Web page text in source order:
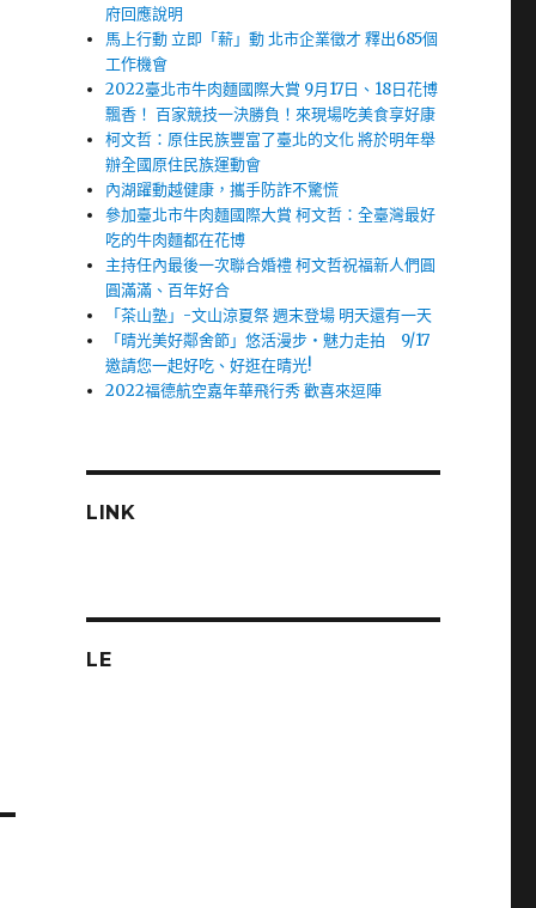
府回應說明
馬上行動 立即「薪」動 北市企業徵才 釋出685個
工作機會
2022臺北市牛肉麵國際大賞 9月17日、18日花博
飄香！ 百家競技一決勝負！來現場吃美食享好康
柯文哲：原住民族豐富了臺北的文化 將於明年舉
辦全國原住民族運動會
內湖躍動越健康，攜手防詐不驚慌
參加臺北市牛肉麵國際大賞 柯文哲：全臺灣最好
吃的牛肉麵都在花博
主持任內最後一次聯合婚禮 柯文哲祝福新人們圓
圓滿滿、百年好合
「茶山塾」-文山涼夏祭 週末登場 明天還有一天
「晴光美好鄰舍節」悠活漫步‧魅力走拍 9/17
邀請您一起好吃、好逛在晴光!
2022福德航空嘉年華飛行秀 歡喜來逗陣
LINK
LE